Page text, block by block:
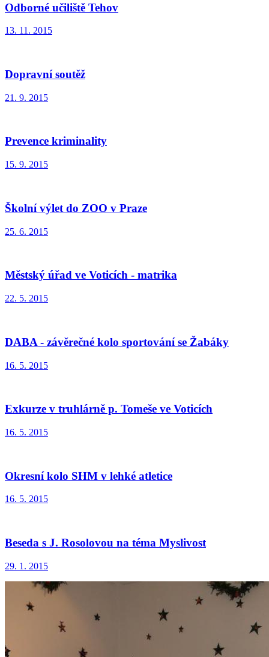
Odborné učiliště Tehov
13. 11. 2015
Dopravní soutěž
21. 9. 2015
Prevence kriminality
15. 9. 2015
Školní výlet do ZOO v Praze
25. 6. 2015
Městský úřad ve Voticích - matrika
22. 5. 2015
DABA - závěrečné kolo sportování se Žabáky
16. 5. 2015
Exkurze v truhlárně p. Tomeše ve Voticích
16. 5. 2015
Okresní kolo SHM v lehké atletice
16. 5. 2015
Beseda s J. Rosolovou na téma Myslivost
29. 1. 2015